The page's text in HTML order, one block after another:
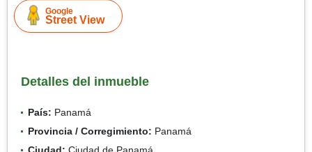
Google
Street View
Detalles del inmueble
País: Panamá
Provincia / Corregimiento: Panamá
Ciudad: Ciudad de Panamá